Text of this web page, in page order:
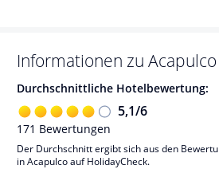
Informationen zu Acapulco
Durchschnittliche Hotelbewertung:
5,1/6
171 Bewertungen
Der Durchschnitt ergibt sich aus den
in Acapulco auf HolidayCheck.